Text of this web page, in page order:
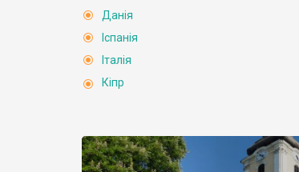
Данія
Іспанія
Італія
Кіпр